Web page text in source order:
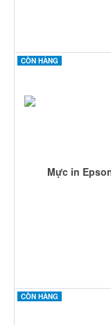
CÒN HÀNG
Mực in
CÒN HÀNG